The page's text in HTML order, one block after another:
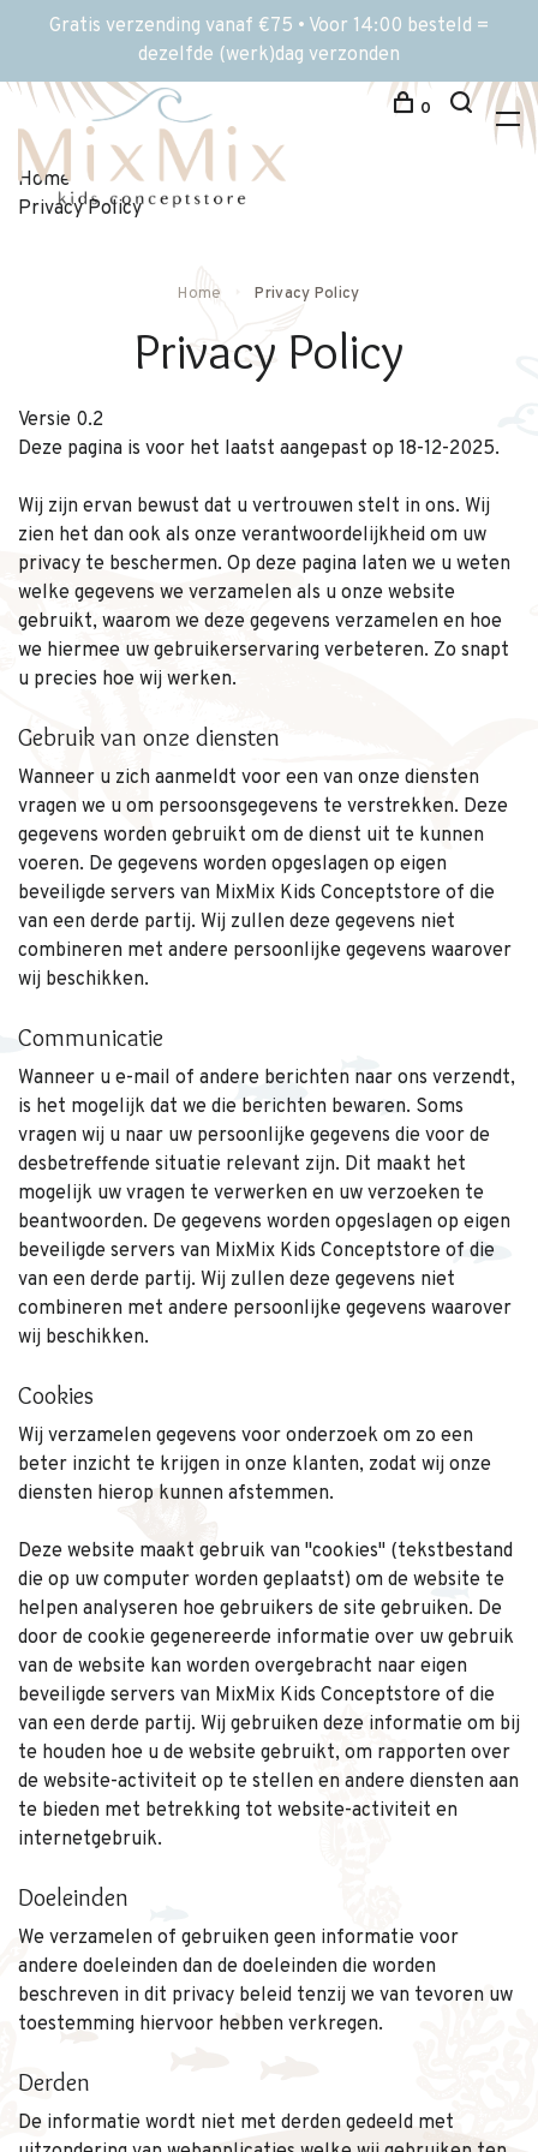
Gratis verzending vanaf €75 • Voor 14:00 besteld =
dezelfde (werk)dag verzonden
0
Home
Privacy Policy
Home Privacy Policy
Privacy Policy
Versie 0.2
Deze pagina is voor het laatst aangepast op 18-12-2025.
Wij zijn ervan bewust dat u vertrouwen stelt in ons. Wij
zien het dan ook als onze verantwoordelijkheid om uw
privacy te beschermen. Op deze pagina laten we u weten
welke gegevens we verzamelen als u onze website
gebruikt, waarom we deze gegevens verzamelen en hoe
we hiermee uw gebruikerservaring verbeteren. Zo snapt
u precies hoe wij werken.
Gebruik van onze diensten
Wanneer u zich aanmeldt voor een van onze diensten
vragen we u om persoonsgegevens te verstrekken. Deze
gegevens worden gebruikt om de dienst uit te kunnen
voeren. De gegevens worden opgeslagen op eigen
beveiligde servers van MixMix Kids Conceptstore of die
van een derde partij. Wij zullen deze gegevens niet
combineren met andere persoonlijke gegevens waarover
wij beschikken.
Communicatie
Wanneer u e-mail of andere berichten naar ons verzendt,
is het mogelijk dat we die berichten bewaren. Soms
vragen wij u naar uw persoonlijke gegevens die voor de
desbetreffende situatie relevant zijn. Dit maakt het
mogelijk uw vragen te verwerken en uw verzoeken te
beantwoorden. De gegevens worden opgeslagen op eigen
beveiligde servers van MixMix Kids Conceptstore of die
van een derde partij. Wij zullen deze gegevens niet
combineren met andere persoonlijke gegevens waarover
wij beschikken.
Cookies
Wij verzamelen gegevens voor onderzoek om zo een
beter inzicht te krijgen in onze klanten, zodat wij onze
diensten hierop kunnen afstemmen.
Deze website maakt gebruik van ''cookies'' (tekstbestand
die op uw computer worden geplaatst) om de website te
helpen analyseren hoe gebruikers de site gebruiken. De
door de cookie gegenereerde informatie over uw gebruik
van de website kan worden overgebracht naar eigen
beveiligde servers van MixMix Kids Conceptstore of die
van een derde partij. Wij gebruiken deze informatie om bij
te houden hoe u de website gebruikt, om rapporten over
de website-activiteit op te stellen en andere diensten aan
te bieden met betrekking tot website-activiteit en
internetgebruik.
Doeleinden
We verzamelen of gebruiken geen informatie voor
andere doeleinden dan de doeleinden die worden
beschreven in dit privacy beleid tenzij we van tevoren uw
toestemming hiervoor hebben verkregen.
Derden
De informatie wordt niet met derden gedeeld met